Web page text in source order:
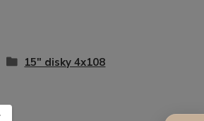
15" disky 4x108